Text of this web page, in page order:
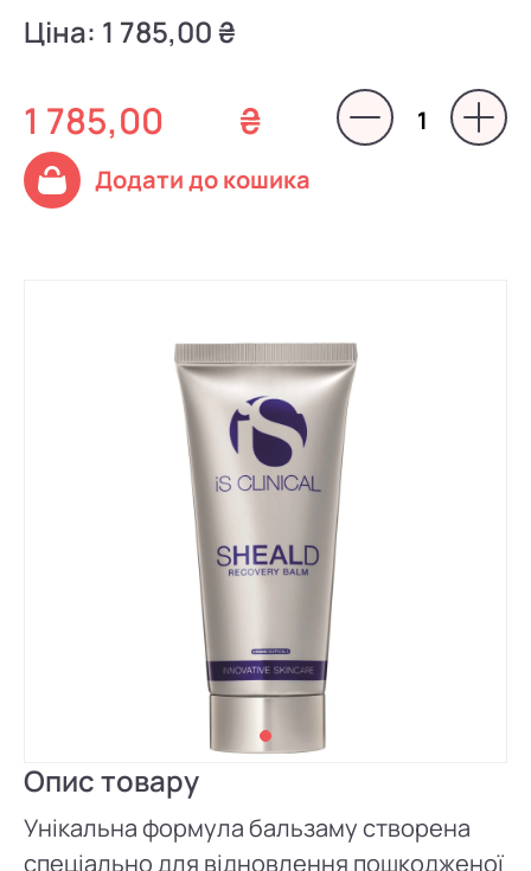
Ціна: 1 785,00 ₴
1 785,00 ₴
Опис товару
Унікальна формула бальзаму створена
спеціально для відновлення пошкодженої